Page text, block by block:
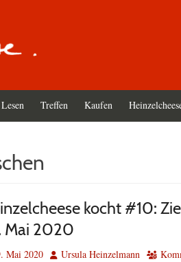
Lesen Treffen Kaufen
kocht #10:
Mai 2020
Mai 2020 AutorUrsula Heinzelmann